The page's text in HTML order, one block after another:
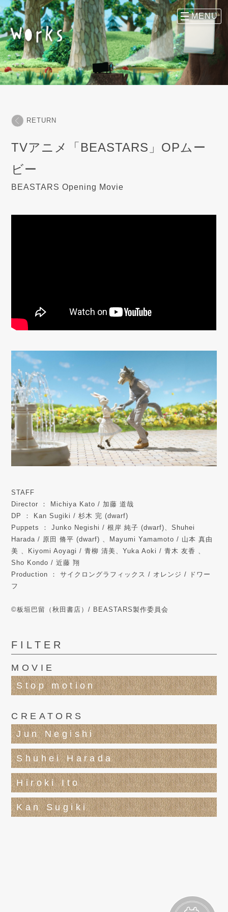
RETURN
TVアニメ「BEASTARS」OPムー
ビー
BEASTARS Opening Movie
STAFF
Director ： Michiya Kato / 加藤 道哉
DP ： Kan Sugiki / 杉木 完 (dwarf)
Puppets ： Junko Negishi / 根岸 純子 (dwarf)、Shuhei
Harada / 原田 脩平 (dwarf) 、Mayumi Yamamoto / 山本 真由
美 、Kiyomi Aoyagi / 青柳 清美、Yuka Aoki / 青木 友香 、
Sho Kondo / 近藤 翔
Production ： サイクロングラフィックス / オレンジ / ドワー
フ
©板垣巴留（秋田書店）/ BEASTARS製作委員会
FILTER
MOVIE
Stop motion
CREATORS
Jun Negishi
Shuhei Harada
Hiroki Ito
Kan Sugiki